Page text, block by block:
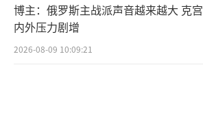
博主：俄罗斯主战派声音越来越大 克宫
内外压力剧增
2026-08-09 10:09:21